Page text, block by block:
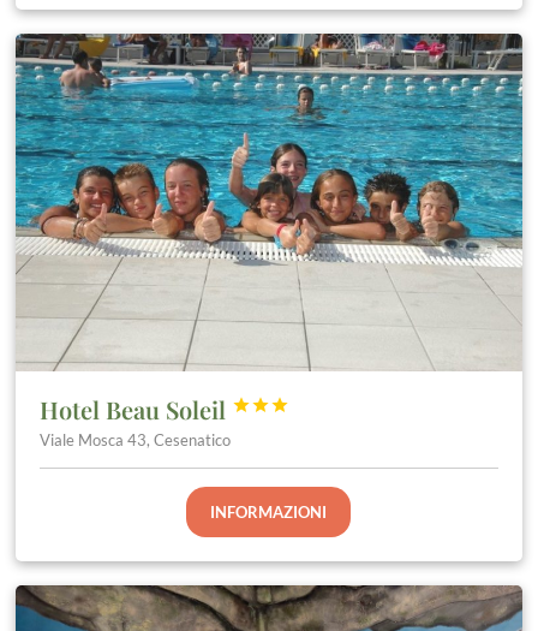
Hotel Beau Soleil 


Viale Mosca 43, Cesenatico
INFORMAZIONI